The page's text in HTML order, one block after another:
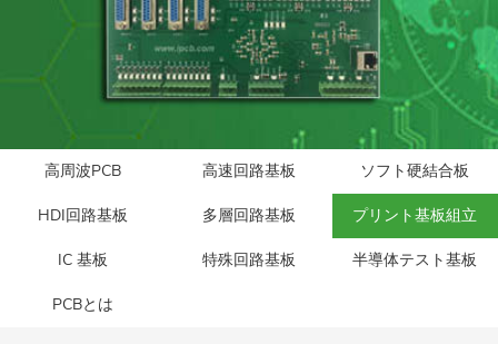
高周波PCB 高速回路基板 ソフト硬結合板
HDI回路基板 多層回路基板 プリント基板組立
IC 基板 特殊回路基板 半導体テスト基板
PCBとは